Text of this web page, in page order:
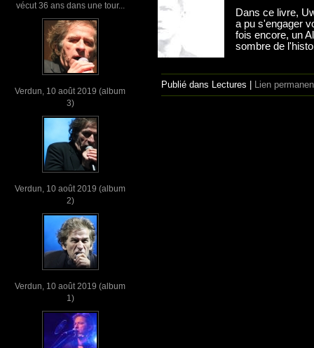
vécut 36 ans dans une tour...
Verdun, 10 août 2019 (album
3)
Verdun, 10 août 2019 (album
2)
Verdun, 10 août 2019 (album
1)
Dans ce livre,
a pu s'engager
fois encore, un
sombre de
Publié dans Lectures | Lien